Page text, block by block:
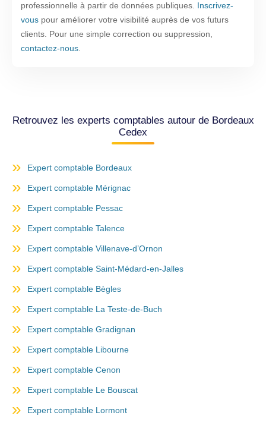
professionnelle à partir de données publiques. Inscrivez-
vous pour améliorer votre visibilité auprès de vos futurs
clients. Pour une simple correction ou suppression,
contactez-nous
Retrouvez les experts comptables autour de Bordeaux
Cedex
Expert comptable Bordeaux
Expert comptable Mérignac
Expert comptable Pessac
Expert comptable Talence
Expert comptable Villenave-d’Ornon
Expert comptable Saint-Médard-en-Jalles
Expert comptable Bègles
Expert comptable La Teste-de-Buch
Expert comptable Gradignan
Expert comptable Libourne
Expert comptable Cenon
Expert comptable Le Bouscat
Expert comptable Lormont